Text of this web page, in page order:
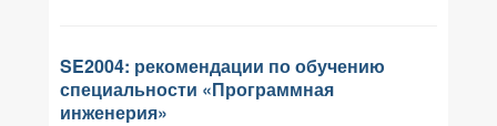
SE2004: рекомендации по обучению
специальности «Программная
инженерия»